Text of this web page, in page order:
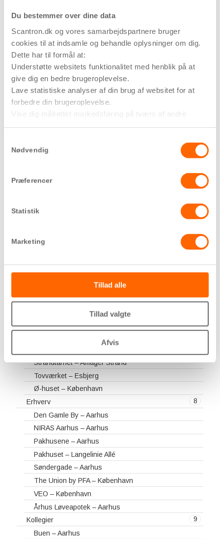
Du bestemmer over dine data
Scantron.dk og vores samarbejdspartnere bruger
cookies til at indsamle og behandle oplysninger om dig.
Dette har til formål at:
Understøtte websitets funktionalitet med henblik på at
give dig en bedre brugeroplevelse.
Lave statistiske analyser af din brug af websitet for at
forbedre din brugeroplevelse.
Vise dig målrettet markedsføring på tværs af andre
oplysninger bliver delt med tredjeparter, så tryk på ’Vis
Nødvendig
Præferencer
Statistik
Marketing
Tillad alle
Tillad valgte
Afvis
Toftegård – Herlev
Tolderlundsvej – Odense
Tom Kristensens Vej – København
Tovværket – Esbjerg
Udsigten – København
UN17 – Ørestad
Vapnagaard – Helsingør
Vestbryggen – Holbæk
Vulkanen – Aarhus
Øresundstårnet – Amager Strand
13
Carlsberg Byen – København
Geiserne – Horsens
Havneholmen – Aarhus
Havnehusene – Horsens
Kampanilen & Karreerne – Aarhus
Strandtårnet – Amager Strand
Tovværket – Esbjerg
Ø-huset – København
8
Erhverv
Den Gamle By – Aarhus
NIRAS Aarhus – Aarhus
Pakhusene – Aarhus
Pakhuset – Langelinie Allé
Søndergade – Aarhus
The Union by PFA – København
VEO – København
Århus Løveapotek – Aarhus
9
Kollegier
Buen – Aarhus